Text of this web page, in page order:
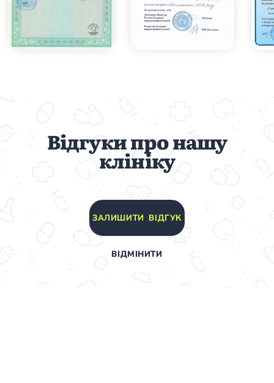
Відгуки про нашу
клініку
ЗАЛИШИТИ ВІДГУК
ВІДМІНИТИ